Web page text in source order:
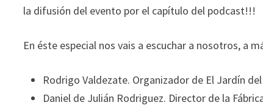
la difusión del evento por el capítulo del podcast!!!
En éste especial nos vais a escuchar a nosotros, a
Rodrigo Valdezate. Organizador de El Jardín
Daniel de Julián Rodriguez. Director de la